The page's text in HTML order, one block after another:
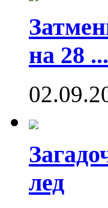
на 28 ...
лед